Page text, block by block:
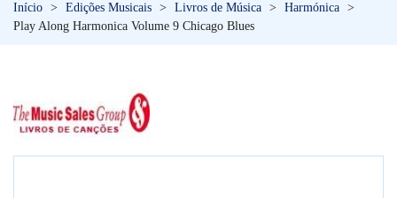
Início > Edições Musicais > Livros de Música > Harmónica >
Play Along Harmonica Volume 9 Chicago Blues